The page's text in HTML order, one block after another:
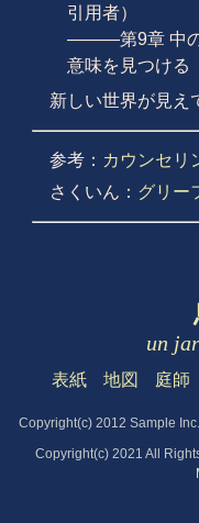
引用者）
———第9章 中の
意味を見つける
新しい世界が見え
参考： カウンセリ
さくいん： グリー
un
表紙 地図 庭師
Copyright(c) 2012 Sample
Copyright(c) 2021 All